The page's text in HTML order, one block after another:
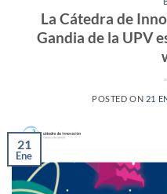
La Cátedra de
Gandia de la UPV
POSTED ON 21
21
Ene